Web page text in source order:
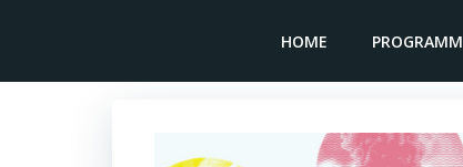
HOME PROGRAMM